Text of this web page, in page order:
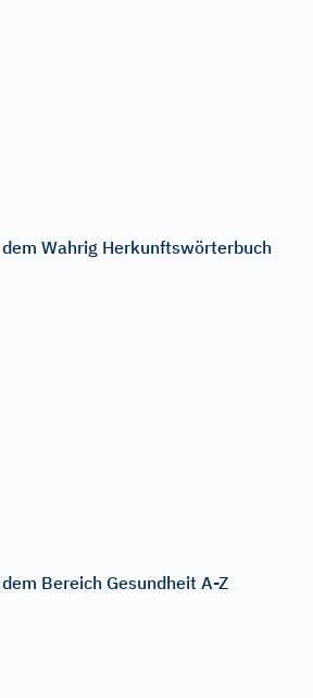
Wahrig Herkunftswörterbuch
Bereich Gesundheit A-Z